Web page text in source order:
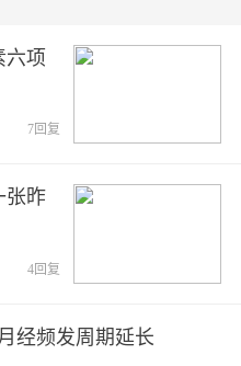
息肉
通水
不通
肿 多囊卵巢综合症
六项
7回复
张昨
4回复
经频发周期延长